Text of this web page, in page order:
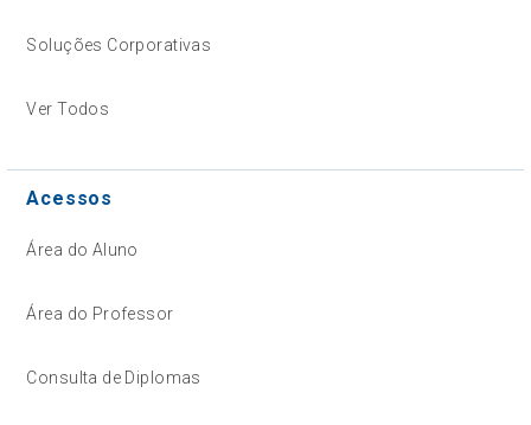
Soluções Corporativas
Ver Todos
Acessos
Área do Aluno
Área do Professor
Consulta de Diplomas